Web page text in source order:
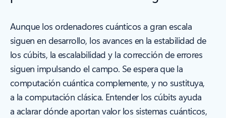
Aunque los ordenadores cuánticos a gran escala
siguen en desarrollo, los avances en la estabilidad de
los cúbits, la escalabilidad y la corrección de errores
siguen impulsando el campo. Se espera que la
computación cuántica complemente, y no sustituya,
a la computación clásica. Entender los cúbits ayuda
a aclarar dónde aportan valor los sistemas cuánticos,